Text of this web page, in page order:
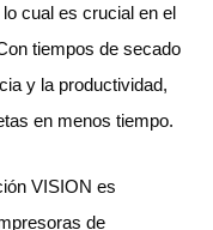
cual es crucial en el
tiempos de secado
y la productividad,
en menos tiempo.
VISION es
de